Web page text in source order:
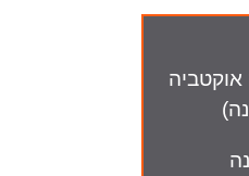
אוקטביה